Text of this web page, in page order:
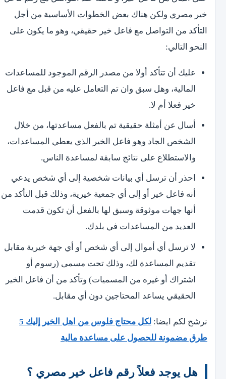
خير مصري ولكن هناك بعض الخطوات الأساسية من أجل
التأكد من التواصل مع فاعل خير حقيقي، وهو ما يكون على
النحو التالي:
عليك أن تتأكد أولا من مصدر الرقم الموجود للمساعدات
المالية، وهل سبق وان تم التعامل عليه من قبل مع فاعل
خير فعلا أم لا.
أسال عن أمثلة حقيقية تم بالفعل مساعدتها، من خلال
الشخص الجاد وهو فاعل الخير الذي يعطي المساعدات،
والاستطلاع على نتائج سابقة لمساعدة الناس.
احذر أن ترسل أي بيانات شخصية إلى أي شخص يدعي
أنه فاعل خير أو إلى أي جمعية خيرية، وذلك قبل التأكد من
أنها جهات موثوقة وسبق لها بالفعل أن تكون قدمت
العديد من المساعدات في بلدك.
لا ترسل أي أموال إلى أي شخص أو أي جهة خيرية مقابل
تقديم المساعدة لك، وذلك تحت مسمى (رسوم أو
اشتراك أو غيره من المسميات) وتأكد من أن فاعل الخير
الحقيقي يساعد المحتاجين دون أي مقابل.
نرشح لكم ايضا:
لكل محتاج فلوس من اهل الخير إليك 5
طرق مضمونة للحصول على مساعدة مالية
هل يوجد فعلاً رقم فاعل خير مصري ؟